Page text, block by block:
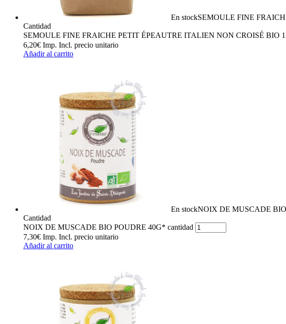
En stockSEMOULE FINE
Cantidad
SEMOULE FINE FRAICHE PETIT ÉPEAUTRE ITALIEN NON CROISÉ BIO
6,20€ Imp. Incl. precio unitario
Añadir al carrito
En stockNOIX DE MUSCADE
Cantidad
NOIX DE MUSCADE BIO POUDRE 40G* cantidad
7,30€ Imp. Incl. precio unitario
Añadir al carrito